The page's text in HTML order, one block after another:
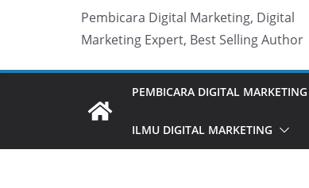
Pembicara Digital Marketing, Digital
Marketing Expert, Best Selling Author
PEMBICARA DIGITAL MARKETING
ILMU DIGITAL MARKETING